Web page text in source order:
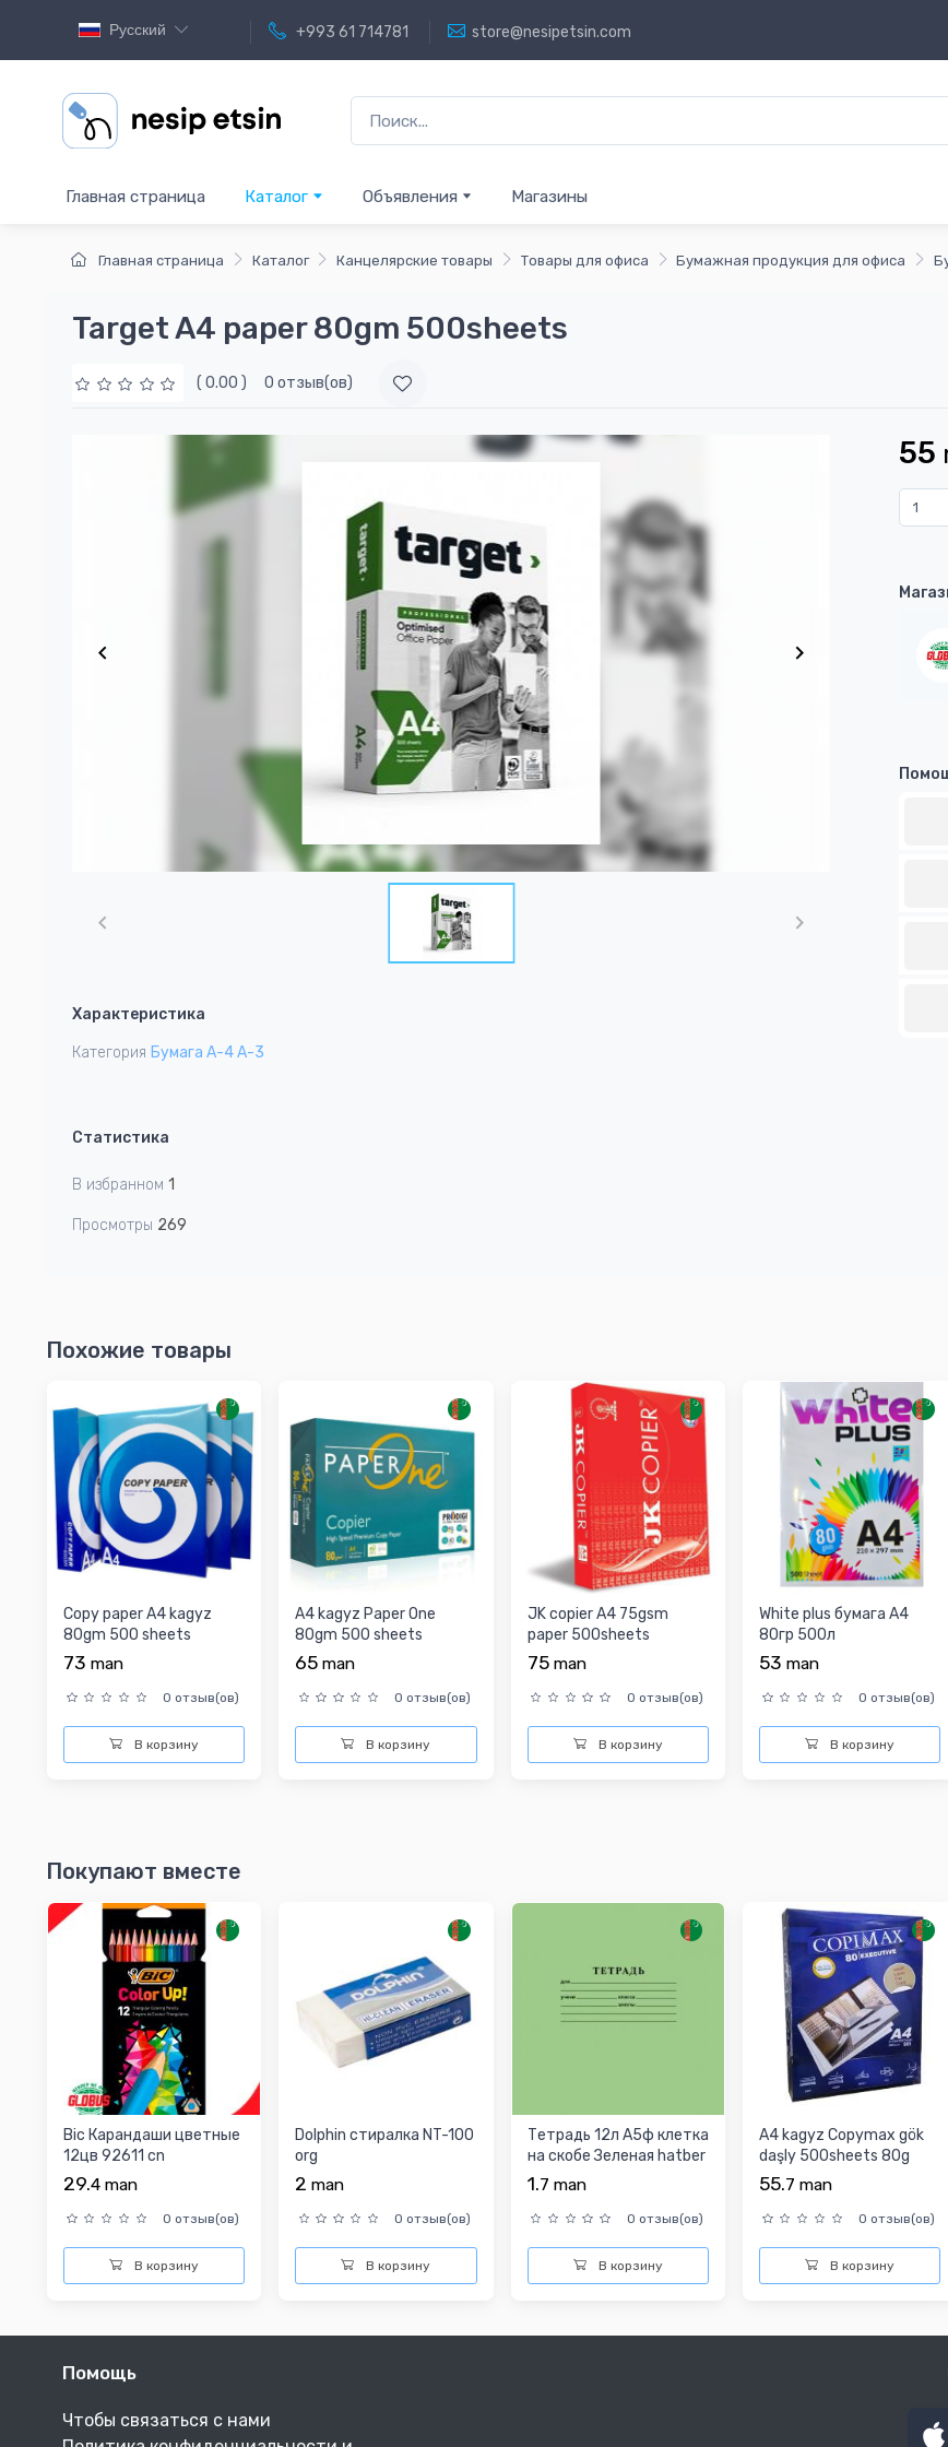
Русский +993 61 714781 store@nesipetsin.com
Главная страница Каталог Объявления Магазины
Главная страница Каталог Канцелярские товары Товары для офиса Бумажная продукция для офиса
Target A4 paper 80gm 500sheets
( 0.00 ) 0 отзыв(ов)
1
Характеристика
Категория Бумага А-4 А-3
Статистика
В избранном 1
Просмотры 269
55
Похожие товары
Copy paper A4 kagyz
80gm 500 sheets
73 man
0 отзыв(ов)
В корзину
A4 kagyz Paper One
80gm 500 sheets
65man
0 отзыв(ов)
В корзину
JK copier A4 75gsm
paper 500sheets
75 man
0 отзыв(ов)
В корзину
White plus бумага A4
80гр 500л
53 man
0 отзыв(ов)
В корзину
Покупают вместе
Bic Карандаши цветные
12цв 92611 cn
29.4 man
0 отзыв(ов)
В корзину
Dolphin стиралка NT-100
org
2man
0 отзыв(ов)
В корзину
Тетрадь 12л А5ф клетка
на скобе Зеленая hatber
1.7 man
0 отзыв(ов)
В корзину
A4 kagyz Copymax gök
daşly 500sheets 80g
55.7 man
0 отзыв(ов)
В корзину
Помощь
Чтобы связаться с нами